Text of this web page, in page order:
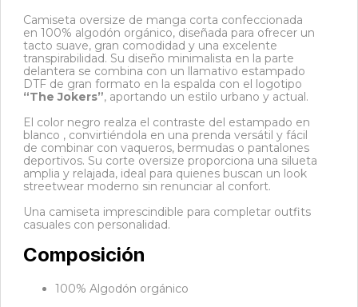
Camiseta oversize de manga corta confeccionada
en 100% algodón orgánico, diseñada para ofrecer un
tacto suave, gran comodidad y una excelente
transpirabilidad. Su diseño minimalista en la parte
delantera se combina con un llamativo estampado
DTF de gran formato en la espalda con el logotipo
“The Jokers”, aportando un estilo urbano y actual.
El color negro realza el contraste del estampado en
blanco , convirtiéndola en una prenda versátil y fácil
de combinar con vaqueros, bermudas o pantalones
deportivos. Su corte oversize proporciona una silueta
amplia y relajada, ideal para quienes buscan un look
streetwear moderno sin renunciar al confort.
Una camiseta imprescindible para completar outfits
casuales con personalidad.
Composición
100% Algodón orgánico